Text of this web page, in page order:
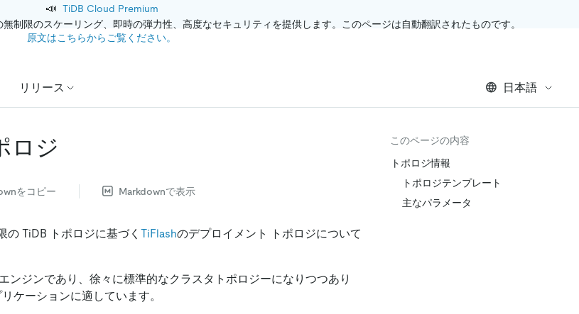
📣 TiDB Cloud Premium
制限のスケーリング、即時の弾力性、高度なセキュリティを提供します。このページは自動翻訳されたものです。
原文はこちらからご覧ください。
リリース 日本語
ロジ
をコピー Markdownで表示
の TiDB トポロジに基づく TiFlashのデプロイメント トポロジについて
ンジンであり、徐々に標準的なクラスタトポロジーになりつつあり
ケーションに適しています。
このページの内容
トポロジ情報
トポロジテンプレート
主なパラメータ